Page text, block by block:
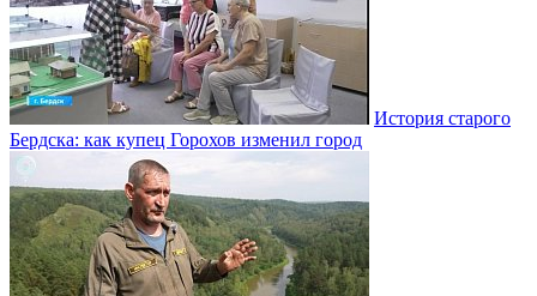
История старого
Бердска: как купец Горохов изменил город